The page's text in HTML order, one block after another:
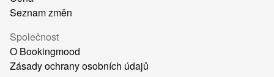
Seznam změn
Společnost
O Bookingmood
Zásady ochrany osobních údajů